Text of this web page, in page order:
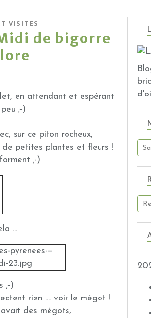
VISITES
de bigorre
en attendant et espérant
;-)
sur ce piton rocheux,
de petites plantes et fleurs !
;-)
...
;-)
rien .... voir le mégot !
des mégots,